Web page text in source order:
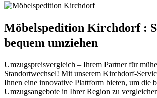
Möbelspedition Kirchdorf :
bequem umziehen
Umzugspreisvergleich – Ihrem Partner für
Standortwechsel! Mit unserem Kirchdorf-
Ihnen eine innovative Plattform bieten, um die
Umzugsangebote in Ihrer Region zu